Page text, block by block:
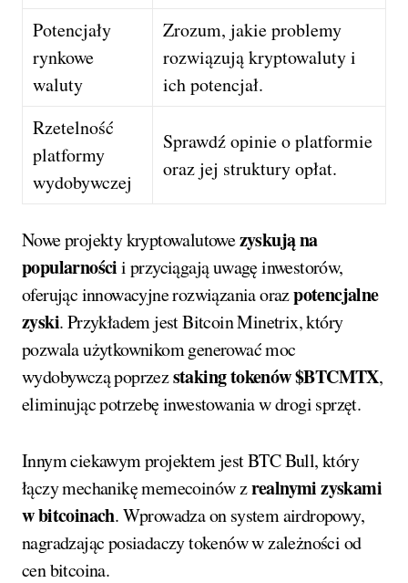
Potencjały
rynkowe
waluty
Zrozum, jakie problemy
rozwiązują kryptowaluty i
ich potencjał.
Rzetelność
platformy
wydobywczej
Sprawdź opinie o platformie
oraz jej struktury opłat.
Nowe projekty kryptowalutowezyskują na
popularnościi przyciągają uwagę inwestorów,
oferując innowacyjne rozwiązania orazpotencjalne
zyski. Przykładem jest Bitcoin Minetrix, który
pozwala użytkownikom generować moc
wydobywczą poprzezstaking tokenów $BTCMTX,
eliminując potrzebę inwestowania w drogi sprzęt.
Innym ciekawym projektem jest BTC Bull, który
łączy mechanikę memecoinów zrealnymi zyskami
w bitcoinach. Wprowadza on system airdropowy,
nagradzając posiadaczy tokenów w zależności od
cen bitcoina.